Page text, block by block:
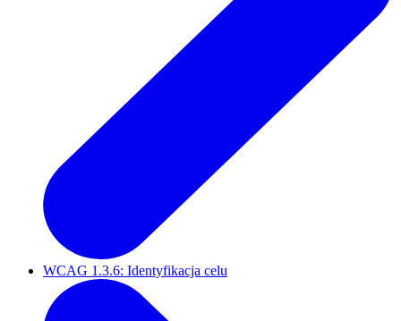
WCAG 1.3.6: Identyfikacja celu